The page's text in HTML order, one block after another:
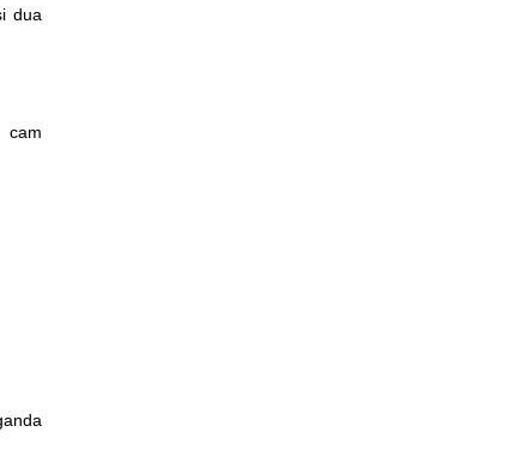
dua
cam